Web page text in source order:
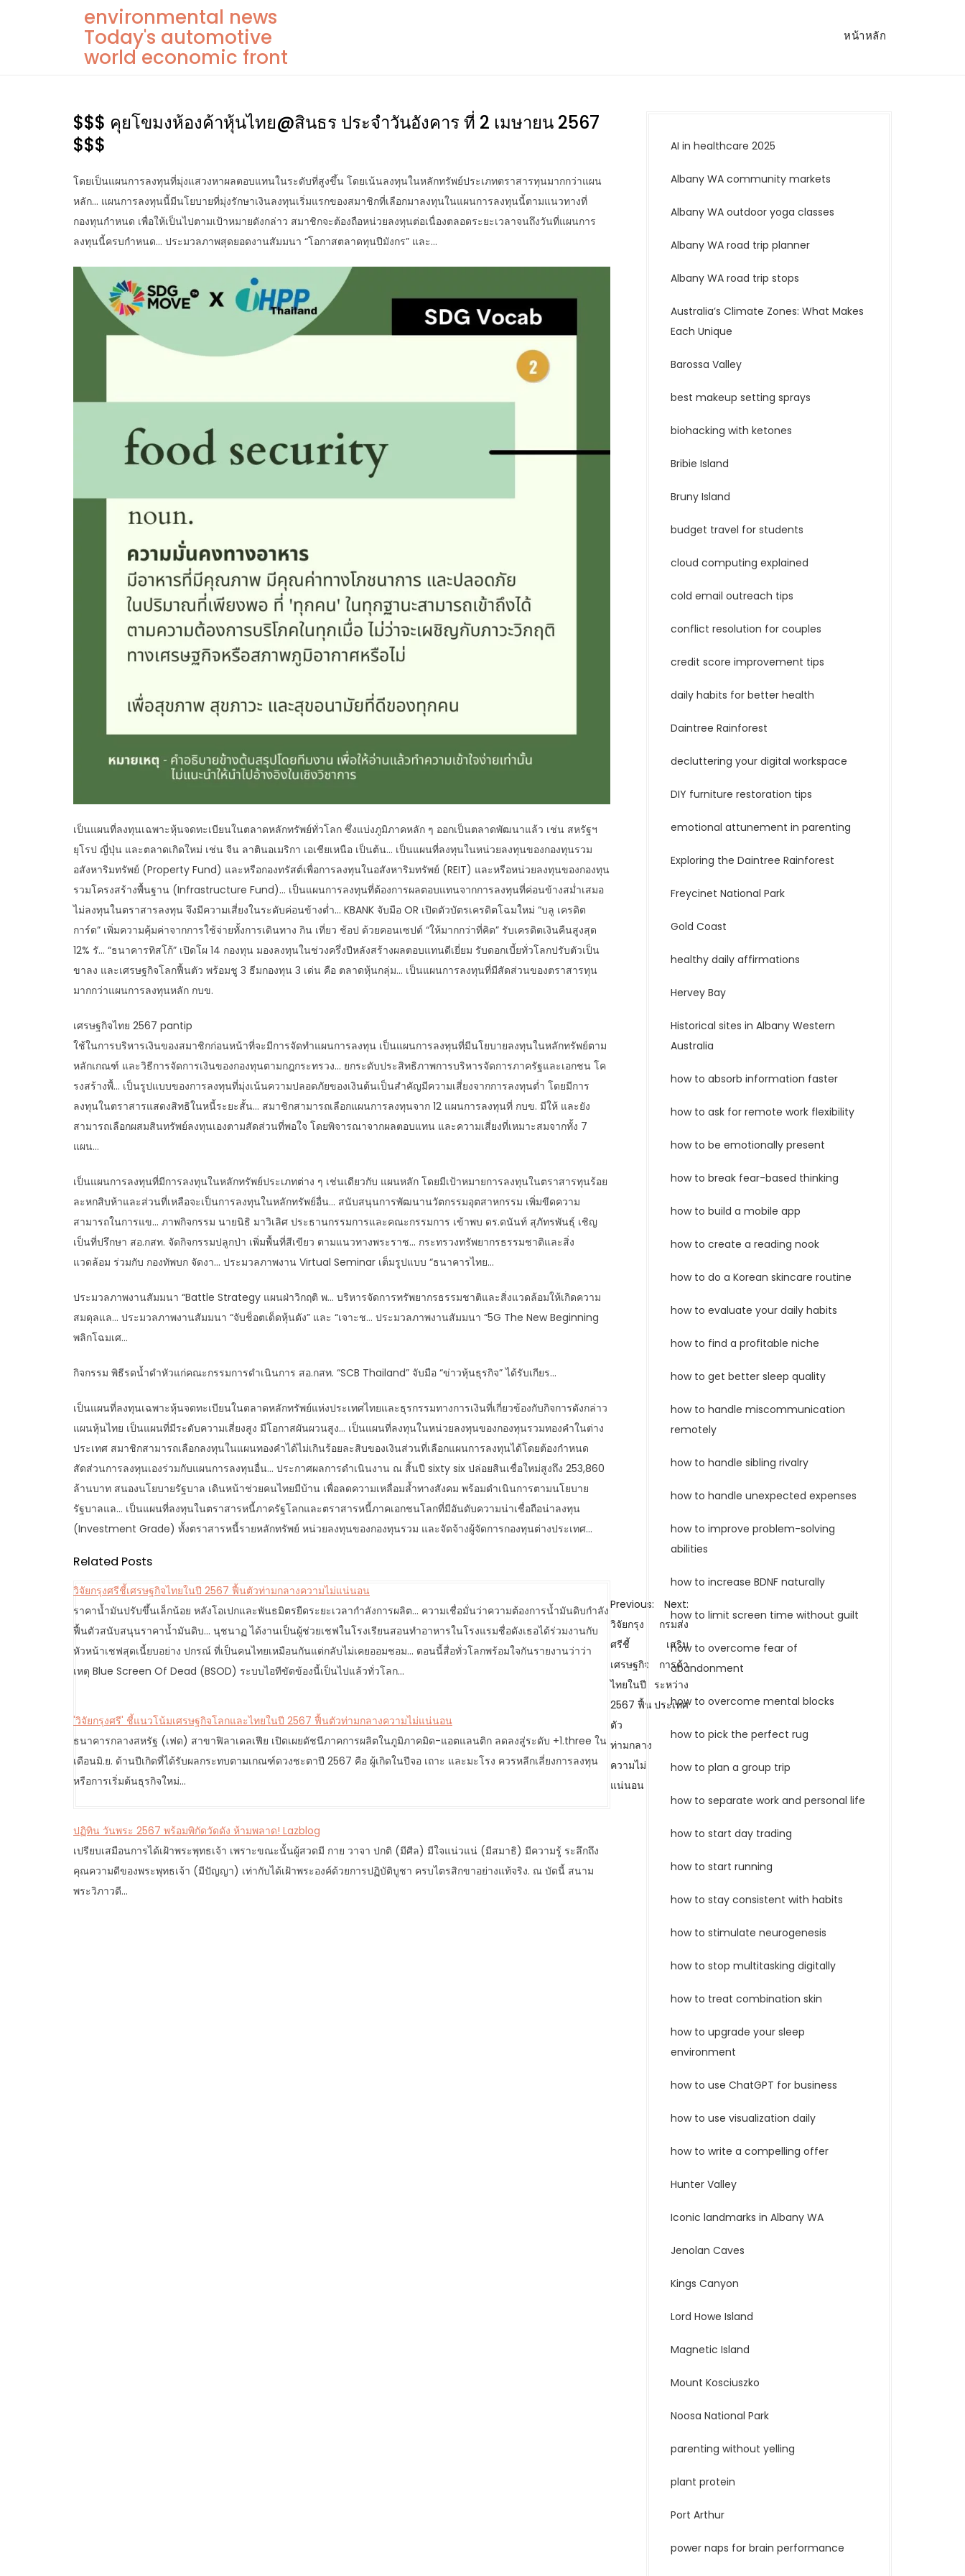
environmental news
Today's automotive
world economic front
หน้าหลัก
$$$ คุยโขมงห้องค้าหุ้นไทย@สินธร ประจำวันอังคาร ที่ 2 เมษายน 2567
$$$
โดยเป็นแผนการลงทุนที่มุ่งแสวงหาผลตอบแทนในระดับที่สูงขึ้น โดยเน้นลงทุนในหลักทรัพย์ประเภทตราสารทุนมากกว่าแผน
หลัก… แผนการลงทุนนี้มีนโยบายที่มุ่งรักษาเงินลงทุนเริ่มแรกของสมาชิกที่เลือกมาลงทุนในแผนการลงทุนนี้ตามแนวทางที่
กองทุนกำหนด เพื่อให้เป็นไปตามเป้าหมายดังกล่าว สมาชิกจะต้องถือหน่วยลงทุนต่อเนื่องตลอดระยะเวลาจนถึงวันที่แผนการ
ลงทุนนี้ครบกำหนด… ประมวลภาพสุดยอดงานสัมมนา “โอกาสตลาดทุนปีมังกร” และ…
เป็นแผนที่ลงทุนเฉพาะหุ้นจดทะเบียนในตลาดหลักทรัพย์ทั่วโลก ซึ่งแบ่งภูมิภาคหลัก ๆ ออกเป็นตลาดพัฒนาแล้ว เช่น สหรัฐฯ
ยุโรป ญี่ปุ่น และตลาดเกิดใหม่ เช่น จีน ลาตินอเมริกา เอเชียเหนือ เป็นต้น… เป็นแผนที่ลงทุนในหน่วยลงทุนของกองทุนรวม
อสังหาริมทรัพย์ (Property Fund) และหรือกองทรัสต์เพื่อการลงทุนในอสังหาริมทรัพย์ (REIT) และหรือหน่วยลงทุนของกองทุน
รวมโครงสร้างพื้นฐาน (Infrastructure Fund)… เป็นแผนการลงทุนที่ต้องการผลตอบแทนจากการลงทุนที่ค่อนข้างสม่ำเสมอ
ไม่ลงทุนในตราสารลงทุน จึงมีความเสี่ยงในระดับค่อนข้างต่ำ… KBANK จับมือ OR เปิดตัวบัตรเครดิตโฉมใหม่ “บลู เครดิต
การ์ด” เพิ่มความคุ้มค่าจากการใช้จ่ายทั้งการเดินทาง กิน เที่ยว ช้อป ด้วยคอนเซปต์ “ให้มากกว่าที่คิด” รับเครดิตเงินคืนสูงสุด
12% รั… “ธนาคารทิสโก้” เปิดโผ 14 กองทุน มองลงทุนในช่วงครึ่งปีหลังสร้างผลตอบแทนดีเยี่ยม รับดอกเบี้ยทั่วโลกปรับตัวเป็น
ขาลง และเศรษฐกิจโลกฟื้นตัว พร้อมชู 3 ธีมกองทุน 3 เด่น คือ ตลาดหุ้นกลุ่ม… เป็นแผนการลงทุนที่มีสัดส่วนของตราสารทุน
มากกว่าแผนการลงทุนหลัก กบข.
เศรษฐกิจไทย 2567 pantip
ใช้ในการบริหารเงินของสมาชิกก่อนหน้าที่จะมีการจัดทำแผนการลงทุน เป็นแผนการลงทุนที่มีนโยบายลงทุนในหลักทรัพย์ตาม
หลักเกณฑ์ และวิธีการจัดการเงินของกองทุนตามกฎกระทรวง… ยกระดับประสิทธิภาพการบริหารจัดการภาครัฐและเอกชน โค
รงสร้างพื้… เป็นรูปแบบของการลงทุนที่มุ่งเน้นความปลอดภัยของเงินต้นเป็นสำคัญมีความเสี่ยงจากการลงทุนต่ำ โดยมีการ
ลงทุนในตราสารแสดงสิทธิในหนี้ระยะสั้น… สมาชิกสามารถเลือกแผนการลงทุนจาก 12 แผนการลงทุนที่ กบข. มีให้ และยัง
สามารถเลือกผสมสินทรัพย์ลงทุนเองตามสัดส่วนที่พอใจ โดยพิจารณาจากผลตอบแทน และความเสี่ยงที่เหมาะสมจากทั้ง 7
แผน…
เป็นแผนการลงทุนที่มีการลงทุนในหลักทรัพย์ประเภทต่าง ๆ เช่นเดียวกับ แผนหลัก โดยมีเป้าหมายการลงทุนในตราสารทุนร้อย
ละหกสิบห้าและส่วนที่เหลือจะเป็นการลงทุนในหลักทรัพย์อื่น… สนับสนุนการพัฒนานวัตกรรมอุตสาหกรรม เพิ่มขีดความ
สามารถในการแข… ภาพกิจกรรม นายนิธิ มาวิเลิศ ประธานกรรมการและคณะกรรมการ เข้าพบ ดร.ดนันท์ สุภัทรพันธุ์ เชิญ
เป็นที่ปรึกษา สอ.กสท. จัดกิจกรรมปลูกป่า เพิ่มพื้นที่สีเขียว ตามแนวทางพระราช… กระทรวงทรัพยากรธรรมชาติและสิ่ง
แวดล้อม ร่วมกับ กองทัพบก จัดงา… ประมวลภาพงาน Virtual Seminar เต็มรูปแบบ “ธนาคารไทย…
ประมวลภาพงานสัมมนา “Battle Strategy แผนฝ่าวิกฤติ พ… บริหารจัดการทรัพยากรธรรมชาติและสิ่งแวดล้อมให้เกิดความ
สมดุลแล… ประมวลภาพงานสัมมนา “จับช็อตเด็ดหุ้นดัง” และ “เจาะช… ประมวลภาพงานสัมมนา “5G The New Beginning
พลิกโฉมเศ…
กิจกรรม พิธีรดน้ำดำหัวแก่คณะกรรมการดำเนินการ สอ.กสท. “SCB Thailand” จับมือ “ข่าวหุ้นธุรกิจ” ได้รับเกียร…
เป็นแผนที่ลงทุนเฉพาะหุ้นจดทะเบียนในตลาดหลักทรัพย์แห่งประเทศไทยและธุรกรรมทางการเงินที่เกี่ยวข้องกับกิจการดังกล่าว
แผนหุ้นไทย เป็นแผนที่มีระดับความเสี่ยงสูง มีโอกาสผันผวนสูง… เป็นแผนที่ลงทุนในหน่วยลงทุนของกองทุนรวมทองคำในต่าง
ประเทศ สมาชิกสามารถเลือกลงทุนในแผนทองคำได้ไม่เกินร้อยละสิบของเงินส่วนที่เลือกแผนการลงทุนได้โดยต้องกำหนด
สัดส่วนการลงทุนเองร่วมกับแผนการลงทุนอื่น… ประกาศผลการดำเนินงาน ณ สิ้นปี sixty six ปล่อยสินเชื่อใหม่สูงถึง 253,860
ล้านบาท สนองนโยบายรัฐบาล เดินหน้าช่วยคนไทยมีบ้าน เพื่อลดความเหลื่อมล้ำทางสังคม พร้อมดำเนินการตามนโยบาย
รัฐบาลแล… เป็นแผนที่ลงทุนในตราสารหนี้ภาครัฐโลกและตราสารหนี้ภาคเอกชนโลกที่มีอันดับความน่าเชื่อถือน่าลงทุน
(Investment Grade) ทั้งตราสารหนี้รายหลักทรัพย์ หน่วยลงทุนของกองทุนรวม และจัดจ้างผู้จัดการกองทุนต่างประเทศ…
Related Posts
วิจัยกรุงศรีชี้เศรษฐกิจไทยในปี 2567 ฟื้นตัวท่ามกลางความไม่แน่นอน
ราคาน้ำมันปรับขึ้นเล็กน้อย หลังโอเปกและพันธมิตรยืดระยะเวลากำลังการผลิต... ความเชื่อมั่นว่าความต้องการน้ำมันดิบกำลัง
ฟื้นตัวสนับสนุนราคาน้ำมันดิบ... นุชนาฏ ได้งานเป็นผู้ช่วยเชฟในโรงเรียนสอนทําอาหารในโรงแรมชื่อดังเธอได้ร่วมงานกับ
หัวหน้าเชฟสุดเนี้ยบอย่าง ปกรณ์ ที่เป็นคนไทยเหมือนกันแต่กลับไม่เคยออมชอม... ตอนนี้สื่อทั่วโลกพร้อมใจกันรายงานว่าว่า
เหตุ Blue Screen Of Dead (BSOD) ระบบไอทีขัดข้องนี้เป็นไปแล้วทั่วโลก…
'วิจัยกรุงศรี' ชี้แนวโน้มเศรษฐกิจโลกและไทยในปี 2567 ฟื้นตัวท่ามกลางความไม่แน่นอน
ธนาคารกลางสหรัฐ (เฟด) สาขาฟิลาเดลเฟีย เปิดเผยดัชนีภาคการผลิตในภูมิภาคมิด-แอตแลนติก ลดลงสู่ระดับ +1.three ใน
เดือนมิ.ย. ด้านปีเกิดที่ได้รับผลกระทบตามเกณฑ์ดวงชะตาปี 2567 คือ ผู้เกิดในปีจอ เถาะ และมะโรง ควรหลีกเลี่ยงการลงทุน
หรือการเริ่มต้นธุรกิจใหม่…
ปฏิทิน วันพระ 2567 พร้อมพิกัดวัดดัง ห้ามพลาด! Lazblog
เปรียบเสมือนการได้เฝ้าพระพุทธเจ้า เพราะขณะนั้นผู้สวดมี กาย วาจา ปกติ (มีศีล) มีใจแน่วแน่ (มีสมาธิ) มีความรู้ ระลึกถึง
คุณความดีของพระพุทธเจ้า (มีปัญญา) เท่ากับได้เฝ้าพระองค์ด้วยการปฏิบัติบูชา ครบไตรสิกขาอย่างแท้จริง. ณ บัดนี้ สนาม
พระวิภาวดี…
P
o
s
t
n
v
i
g
a
o
n
Previous:
วิจัยกรุง
ศรีชี้
เศรษฐกิจ
ไทยในปี
2567 ฟื้น
ตัว
ท่ามกลาง
ความไม่
แน่นอน
Next:
กรมส่ง
เสริม
การค้า
ระหว่าง
ประเทศ
AI in healthcare 2025
Albany WA community markets
Albany WA outdoor yoga classes
Albany WA road trip planner
Albany WA road trip stops
Australia’s Climate Zones: What Makes
Each Unique
Barossa Valley
best makeup setting sprays
biohacking with ketones
Bribie Island
Bruny Island
budget travel for students
cloud computing explained
cold email outreach tips
conflict resolution for couples
credit score improvement tips
daily habits for better health
Daintree Rainforest
decluttering your digital workspace
DIY furniture restoration tips
emotional attunement in parenting
Exploring the Daintree Rainforest
Freycinet National Park
Gold Coast
healthy daily affirmations
Hervey Bay
Historical sites in Albany Western
Australia
how to absorb information faster
how to ask for remote work flexibility
how to be emotionally present
how to break fear-based thinking
how to build a mobile app
how to create a reading nook
how to do a Korean skincare routine
how to evaluate your daily habits
how to find a profitable niche
how to get better sleep quality
how to handle miscommunication
remotely
how to handle sibling rivalry
how to handle unexpected expenses
how to improve problem-solving
abilities
how to increase BDNF naturally
how to limit screen time without guilt
how to overcome fear of
abandonment
how to overcome mental blocks
how to pick the perfect rug
how to plan a group trip
how to separate work and personal life
how to start day trading
how to start running
how to stay consistent with habits
how to stimulate neurogenesis
how to stop multitasking digitally
how to treat combination skin
how to upgrade your sleep
environment
how to use ChatGPT for business
how to use visualization daily
how to write a compelling offer
Hunter Valley
Iconic landmarks in Albany WA
Jenolan Caves
Kings Canyon
Lord Howe Island
Magnetic Island
Mount Kosciuszko
Noosa National Park
parenting without yelling
plant protein
Port Arthur
power naps for brain performance